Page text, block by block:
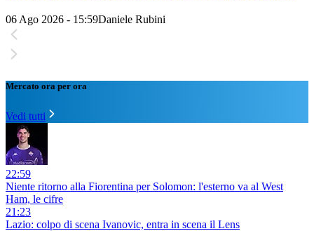
06 Ago 2026 - 15:59Daniele Rubini
Mercato ora per ora
Vedi tutti
22:59
Niente ritorno alla Fiorentina per Solomon: l'esterno va al West
Ham, le cifre
21:23
Lazio: colpo di scena Ivanovic, entra in scena il Lens